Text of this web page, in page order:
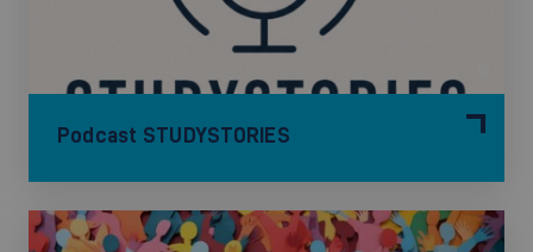
Podcast STUDYSTORIES